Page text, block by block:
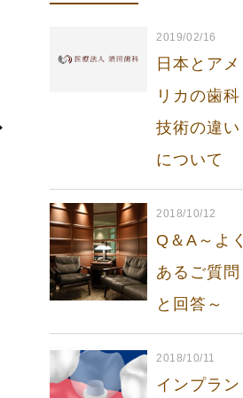
2019/02/16
日本とアメ
リカの歯科
技術の違い
について
2018/10/12
Q＆A～よく
あるご質問
と回答～
2018/10/11
インプラン